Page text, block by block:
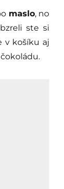
maslo, no
ste si
v košíku aj